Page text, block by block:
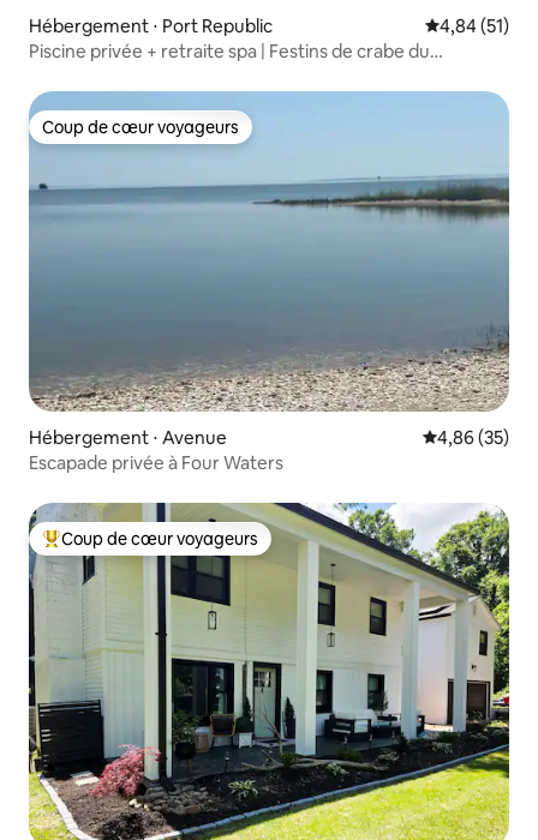
Hébergement ⋅ Port Republic Évaluation
4,84 (51)
Piscine privée + retraite spa | Festins de crabe du
Coup de cœur voyageurs
Coup de cœur voyageurs
Hébergement ⋅ Avenue Évaluation
4,86 (35)
Escapade privée à Four Waters
Coups de cœur voyageurs les plus appréciés
Coup de cœur voyageurs